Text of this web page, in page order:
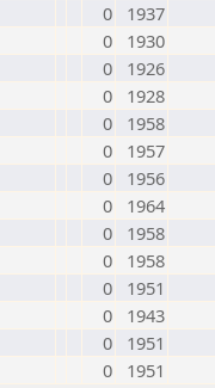
0
1937
0
1930
0
1926
0
1928
0
1958
0
1957
0
1956
0
1964
0
1958
0
1958
0
1951
0
1943
0
1951
0 1951